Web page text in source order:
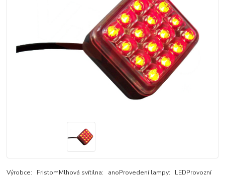
Výrobce: FristomMlhová svítilna: anoProvedení lampy: LEDProvozní